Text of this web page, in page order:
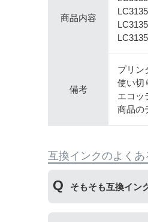
商品内容
備考
プリン
使い切
エコッ
商品の
互換インクのよくあ
そもそも互換イン